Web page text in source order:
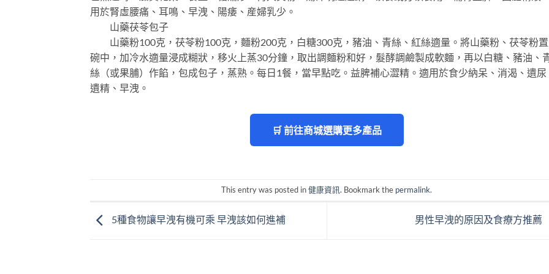
用於腎虛腰痛、耳鳴、早洩、陽痿、産婦乳少。
山藥茯苓包子
山藥粉100克，茯苓粉100克，麵粉200克，白糖300克，豬油、青絲、紅絲適量。將山藥粉、茯苓粉
碗中，加冷水適量浸成糊狀，移火上蒸30分鐘，取出調麵粉和好，髮酵調鹼製成軟麵，再以白糖、豬油、
絲（或果脯）作餡，包成包子，蒸熟。每日1餐，當早點吃。益脾補心澀精。適用於食少納呆、消渴、遺尿
遺精、早洩。
🛒 前往商城選購更多產品
This entry was posted in健康資訊. Bookmark the permalink.
5種食物讓早洩有機可乘 早洩該如何進補 男性早洩的原因及食療方推薦